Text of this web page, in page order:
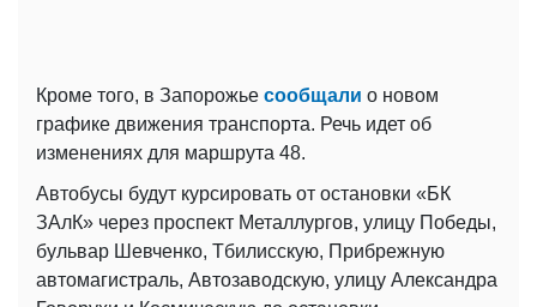
Кроме того, в Запорожье сообщали о новом
графике движения транспорта. Речь идет об
изменениях для маршрута 48.
Автобусы будут курсировать от остановки «БК
ЗАлК» через проспект Металлургов, улицу Победы,
бульвар Шевченко, Тбилисскую, Прибрежную
автомагистраль, Автозаводскую, улицу Александра